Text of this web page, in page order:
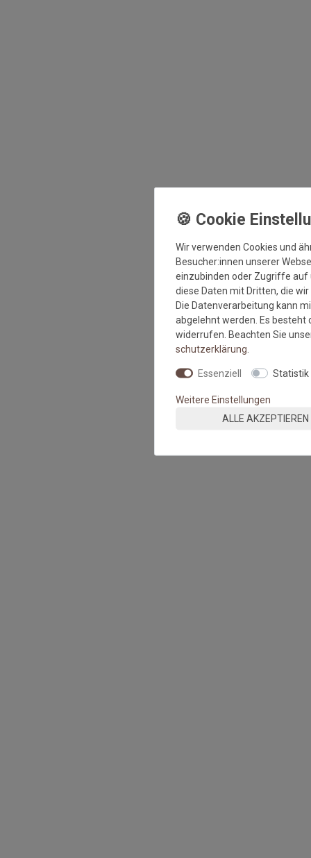
Wir verwenden Cookies und
Besucher:innen unserer
einzubinden oder Zugriffe auf
diese Daten mit Dritten, die
Die Datenverarbeitung kann
abgelehnt werden. Es besteht
widerrufen. Beachten Sie
schutz­erklärung
Essenziell Statistik
Weitere Einstellungen
ALLE AKZEPTIEREN